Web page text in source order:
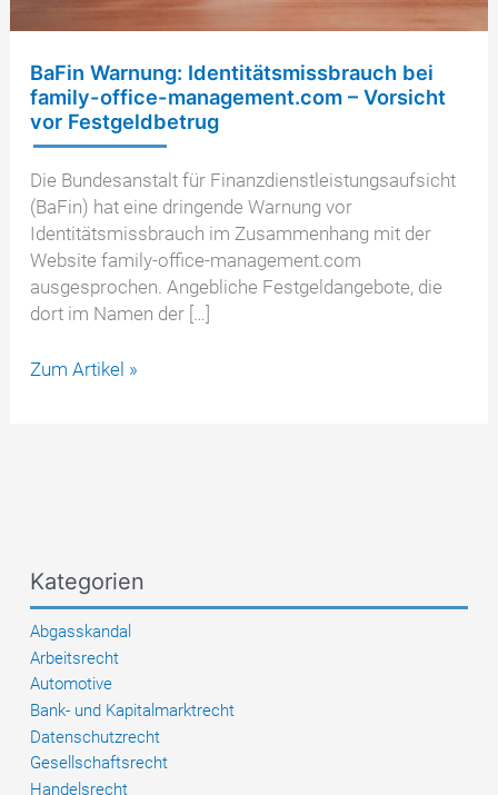
BaFin Warnung: Identitätsmissbrauch bei
family-office-management.com – Vorsicht
vor Festgeldbetrug
Die Bundesanstalt für Finanzdienstleistungsaufsicht
(BaFin) hat eine dringende Warnung vor
Identitätsmissbrauch im Zusammenhang mit der
Website family-office-management.com
ausgesprochen. Angebliche Festgeldangebote, die
dort im Namen der […]
BaFin
Vorsicht
vor
Festgeldbetrug
Zum Artikel »
Kategorien
Abgasskandal
Arbeitsrecht
Automotive
Bank- und Kapitalmarktrecht
Datenschutzrecht
Gesellschaftsrecht
Handelsrecht